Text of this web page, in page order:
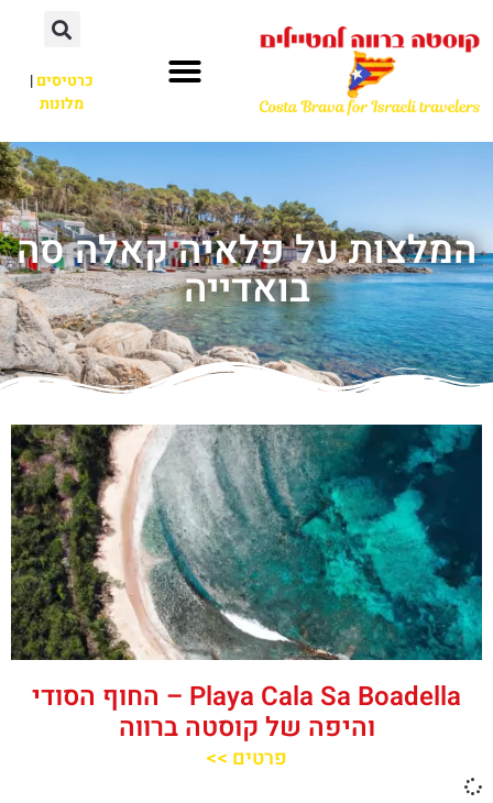
כרטיסים|
מלונות
המלצות על פלאיה קאלה סה
בואדייה
‪‪Playa Cala Sa Boadella‬‬ – החוף הסודי
והיפה של קוסטה ברווה
פרטים >>